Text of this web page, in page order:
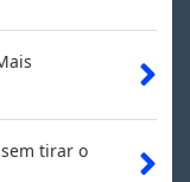
tirar o